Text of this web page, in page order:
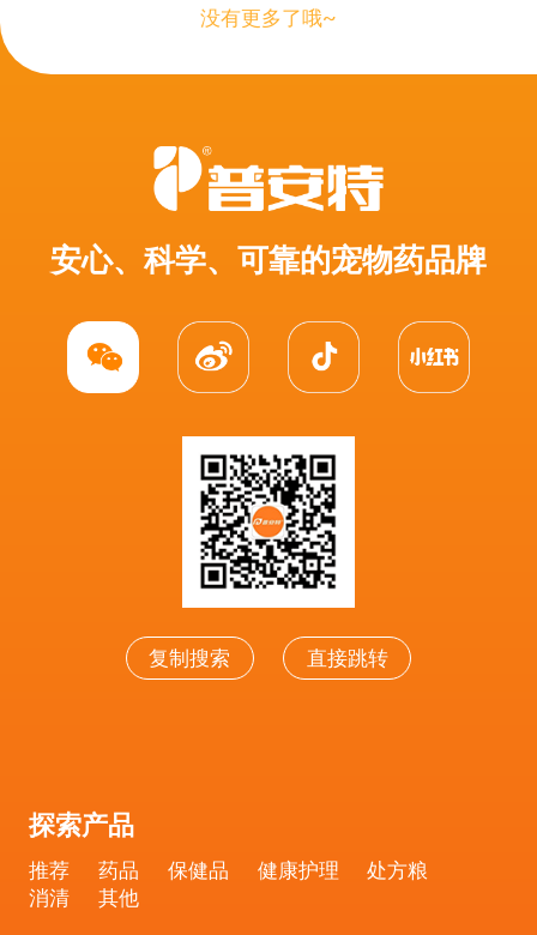
没有更多了哦~
安心、科学、可靠的宠物药品牌
复制搜索 直接跳转
探索产品
推荐 药品 保健品 健康护理
处方粮
消清
其他